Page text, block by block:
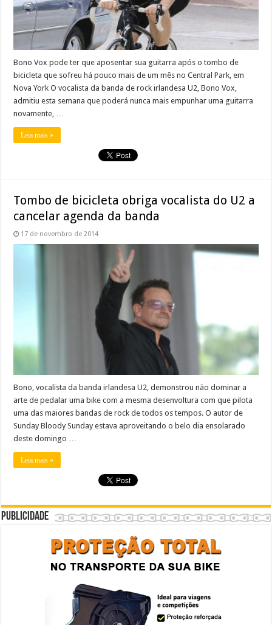
Bono Vox pode ter que aposentar sua guitarra após o tombo de
bicicleta que sofreu há pouco mais de um mês no Central Park, em
Nova York O vocalista da banda de rock irlandesa U2, Bono Vox,
admitiu esta semana que poderá nunca mais empunhar uma guitarra
novamente, …
Leia mais »
Tombo de bicicleta obriga vocalista do U2 a
cancelar agenda da banda
17 de novembro de 2014
Bono, vocalista da banda irlandesa U2, demonstrou não dominar a
arte de pedalar uma bike com a mesma desenvoltura com que pilota
uma das maiores bandas de rock de todos os tempos. O autor de
Sunday Bloody Sunday estava aproveitando o belo dia ensolarado
deste domingo …
Leia mais »
Publicidade